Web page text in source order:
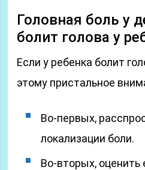
Головная боль у
болит голова у
Если у ребенка болит
этому пристальное
Во-первых,
локализации боли.
Во-вторых, оценить